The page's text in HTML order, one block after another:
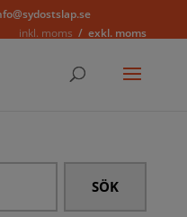
inkl. moms
exkl. moms